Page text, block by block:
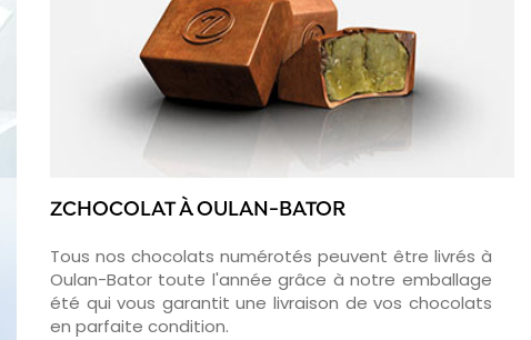
ZCHOCOLAT À OULAN-BATOR
Tous nos chocolats numérotés peuvent être livrés à
Oulan-Bator toute l'année grâce à notre emballage
été qui vous garantit une livraison de vos chocolats
en parfaite condition.